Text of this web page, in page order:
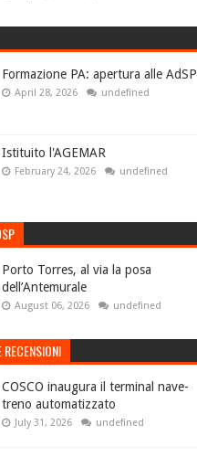
Formazione PA: apertura alle AdSP
April 28, 2026 undefined
Istituito l'AGEMAR
February 24, 2026 undefined
Porto Torres, al via la posa
dell’Antemurale
August 06, 2026 undefined
COSCO inaugura il terminal nave-
treno automatizzato
July 31, 2026 undefined